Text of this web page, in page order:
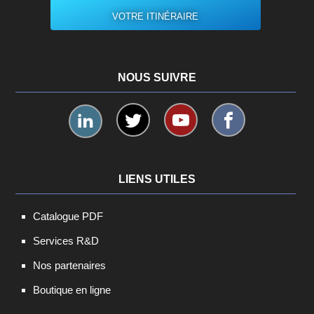
VOTRE ITINÉRAIRE
NOUS SUIVRE
LIENS UTILES
Catalogue PDF
Services R&D
Nos partenaires
Boutique en ligne